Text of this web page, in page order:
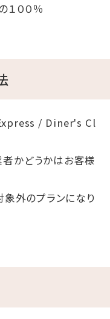
００％
/ Diner's Cl
かどうかはお客様
象外のプランになり